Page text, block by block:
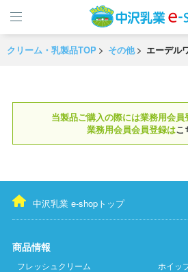
クリーム・乳製品TOP その他 エーデル
当製品ご購入の際には業務用会員
業務用会員会員登録はこ
中沢乳業 e-shopトップ
商品情報
フレッシュクリーム
ホイッ